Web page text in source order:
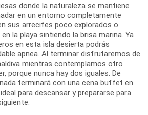
donde la naturaleza se mantiene
en un entorno completamente
sus arrecifes poco explorados o
la playa sintiendo la brisa marina. Ya
en esta isla desierta podrás
apnea. Al terminar disfrutaremos de
mientras contemplamos otro
porque nunca hay dos iguales. De
terminará con una cena buffet en
para descansar y prepararse para